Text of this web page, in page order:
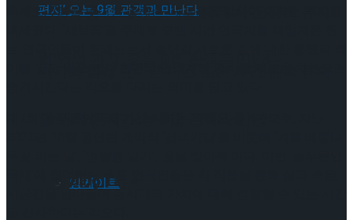
편지와 함께 찾아온 마법 같은 시간,창작 뮤지
앙케이트
Trending Tags
축제로, 7회를 맞이한 올해는 ‘새로움을 말하다’이라는 부제를
극제’에 참여하는 원로 연극인들은 각 작품을 통해 삶과 죽음,
시공간을 넘나들며 동시대적 가치에 대해 성찰할 수 있는 시간